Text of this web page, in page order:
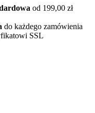
od 199,00 zł
do każdego zamówienia
SSL